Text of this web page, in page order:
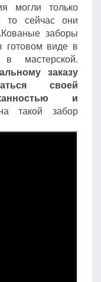
могли только
то сейчас они
заборы
готовом виде в
мастерской.
заказу
своей
и
такой забор